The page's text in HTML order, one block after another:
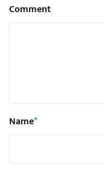
Comment
Name*